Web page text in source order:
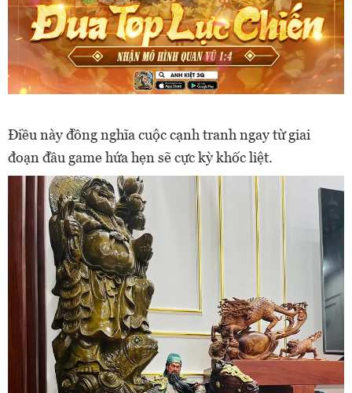
Điều này đồng nghĩa cuộc cạnh tranh ngay từ giai
đoạn đầu game hứa hẹn sẽ cực kỳ khốc liệt.